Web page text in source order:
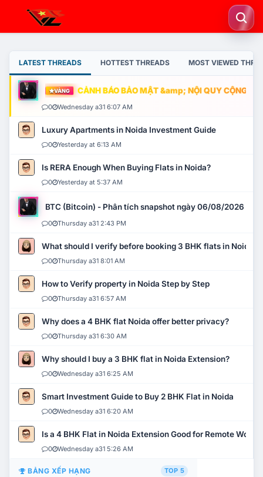
LATEST THREADS HOTTEST THREADS MOST VIEWED
VÀNG CẢNH BÁO BẢO MẬT &amp; NỘI QUY CỘNG
0 Wednesday a31 6:07 AM
Luxury Apartments in Noida Investment Guide
0 Yesterday at 6:13 AM
Is RERA Enough When Buying Flats in Noida?
0 Yesterday at 5:37 AM
BTC (Bitcoin) - Phân tích snapshot ngày 06/08/2026
0 Thursday a31 2:43 PM
What should I verify before booking 3 BHK flats in Noida?
0 Thursday a31 8:01 AM
How to Verify property in Noida Step by Step
0 Thursday a31 6:57 AM
Why does a 4 BHK flat Noida offer better privacy?
0 Thursday a31 6:30 AM
Why should I buy a 3 BHK flat in Noida Extension?
0 Wednesday a31 6:25 AM
Smart Investment Guide to Buy 2 BHK Flat in Noida
0 Wednesday a31 6:20 AM
Is a 4 BHK Flat in Noida Extension Good for Remote Work?
0 Wednesday a31 5:26 AM
BẢNG XẾP HẠNG TOP 5